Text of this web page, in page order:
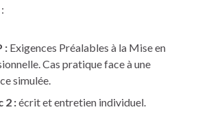
: Exigences Préalables à la Mise en
Cas pratique face à une
simulée.
2 :écrit et entretien individuel.